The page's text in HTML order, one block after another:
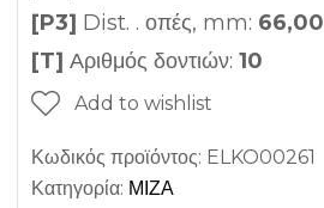
[P3] Dist. . οπές, mm: 66,00
[T] Αριθμός δοντιών: 10
Add to wishlist
Κωδικός προϊόντος: ELKO00261
Κατηγορία: ΜΙΖΑ